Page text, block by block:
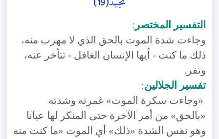
التفسير المختصر :
وجاءت شدة الموت بالحق الذي لا مهرب منه،
ذلك ما كنت - أيها الإنسان الغافل - تتأخر عنه،
وتفر.
تفسير الجلالين:
«وجاءت سكرة الموت» غمرته وشدته
«بالحق» من أمر الآخرة حتى المنكر لها عيانا
وهو نفس الشدة «ذلك» أي الموت «ما كنت منه